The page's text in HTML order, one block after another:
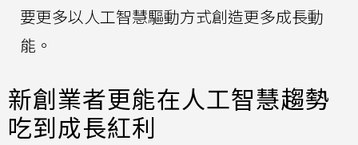
要更多以人工智慧驅動方式創造更多成長動
能。
新創業者更能在人工智慧趨勢
吃到成長紅利